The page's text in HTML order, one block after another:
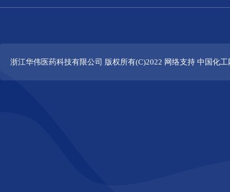
浙江华伟医药科技有限公司 版权所有(C)2022 网络支持 中国化工